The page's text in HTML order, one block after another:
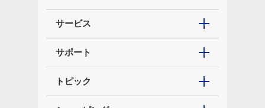
サービス
サポート
トピック